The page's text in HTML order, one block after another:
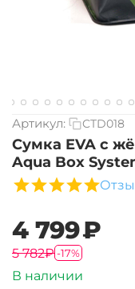
Артикул: CTD018
Сумка EVA с
Aqua Box
‍4 799‍₽
‍5 782‍₽-17%
В наличии